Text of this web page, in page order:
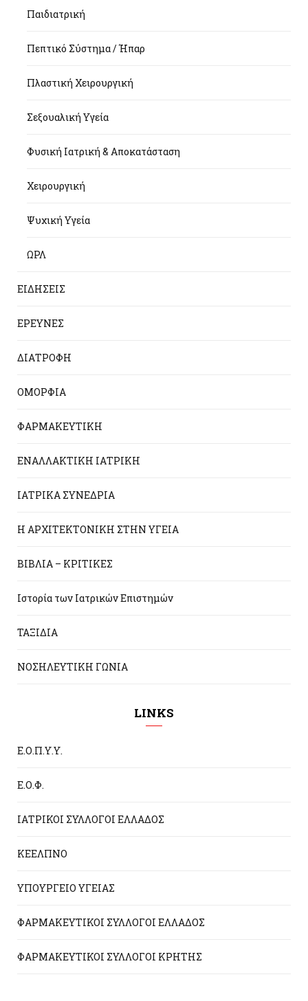
Παιδιατρική
Πεπτικό Σύστημα / Ήπαρ
Πλαστική Χειρουργική
Σεξουαλική Υγεία
Φυσική Ιατρική & Αποκατάσταση
Χειρουργική
Ψυχική Υγεία
ΩΡΛ
ΕΙΔΗΣΕΙΣ
ΕΡΕΥΝΕΣ
ΔΙΑΤΡΟΦΗ
ΟΜΟΡΦΙΑ
ΦΑΡΜΑΚΕΥΤΙΚΗ
ΕΝΑΛΛΑΚΤΙΚΗ ΙΑΤΡΙΚΗ
ΙΑΤΡΙΚΑ ΣΥΝΕΔΡΙΑ
Η ΑΡΧΙΤΕΚΤΟΝΙΚΗ ΣΤΗΝ ΥΓΕΙΑ
ΒΙΒΛΙΑ – ΚΡΙΤΙΚΕΣ
Ιστορία των Ιατρικών Επιστημών
ΤΑΞΙΔΙΑ
ΝΟΣΗΛΕΥΤΙΚΗ ΓΩΝΙΑ
LINKS
Ε.Ο.Π.Υ.Υ.
Ε.Ο.Φ.
ΙΑΤΡΙΚΟΙ ΣΥΛΛΟΓΟΙ ΕΛΛΑΔΟΣ
ΚΕΕΛΠΝΟ
ΥΠΟΥΡΓΕΙΟ ΥΓΕΙΑΣ
ΦΑΡΜΑΚΕΥΤΙΚΟΙ ΣΥΛΛΟΓΟΙ ΕΛΛΑΔΟΣ
ΦΑΡΜΑΚΕΥΤΙΚΟΙ ΣΥΛΛΟΓΟΙ ΚΡΗΤΗΣ